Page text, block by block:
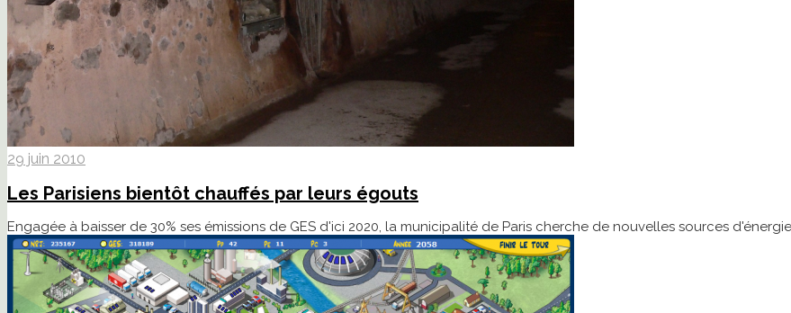
29 juin 2010
Les Parisiens bientôt chauffés par leurs égouts
Engagée à baisser de 30% ses émissions de GES d'ici 2020, la municipalité de Paris cherche de nouvelles sources